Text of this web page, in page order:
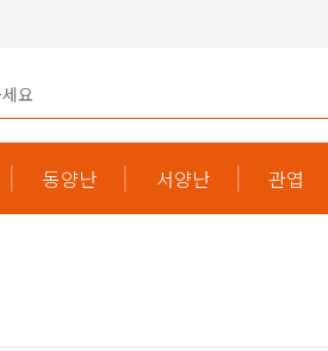
동양난 서양난 관엽